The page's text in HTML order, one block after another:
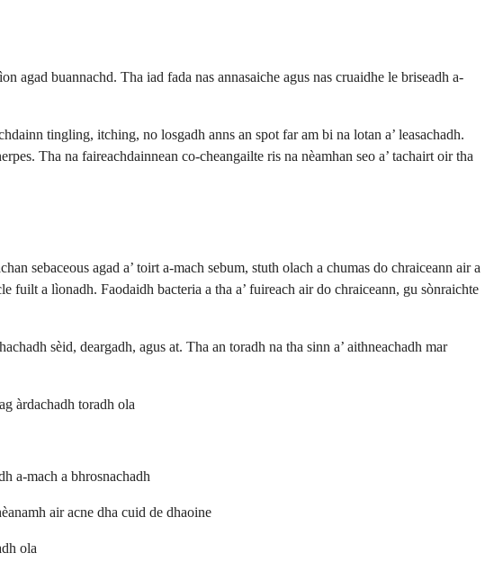
agad buannachd. Tha iad fada nas annasaiche agus nas cruaidhe le briseadh a-
tingling, itching, no losgadh anns an spot far am bi na lotan a’ leasachadh.
Tha na faireachdainnean co-cheangailte ris na nèamhan seo a’ tachairt oir tha
sebaceous agad a’ toirt a-mach sebum, stuth olach a chumas do chraiceann air a
fuilt a lìonadh. Faodaidh bacteria a tha a’ fuireach air do chraiceann, gu sònraichte
sèid, deargadh, agus at. Tha an toradh na tha sinn a’ aithneachadh mar
àrdachadh toradh ola
a-mach a bhrosnachadh
air acne dha cuid de dhaoine
ola